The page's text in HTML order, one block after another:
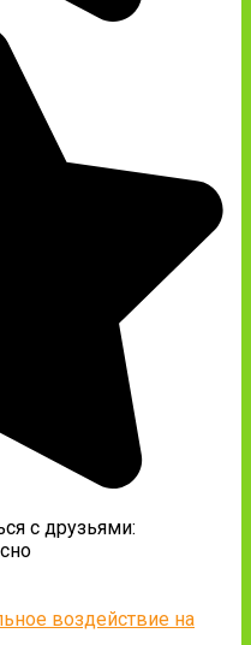
с друзьями:
воздействие на